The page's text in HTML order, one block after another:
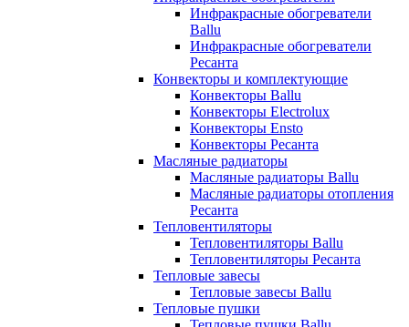
Инфракрасные обогреватели
Ballu
Инфракрасные обогреватели
Ресанта
Конвекторы и комплектующие
Конвекторы Ballu
Конвекторы Electrolux
Конвекторы Ensto
Конвекторы Ресанта
Масляные радиаторы
Масляные радиаторы Ballu
Масляные радиаторы отопления
Ресанта
Тепловентиляторы
Тепловентиляторы Ballu
Тепловентиляторы Ресанта
Тепловые завесы
Тепловые завесы Ballu
Тепловые пушки